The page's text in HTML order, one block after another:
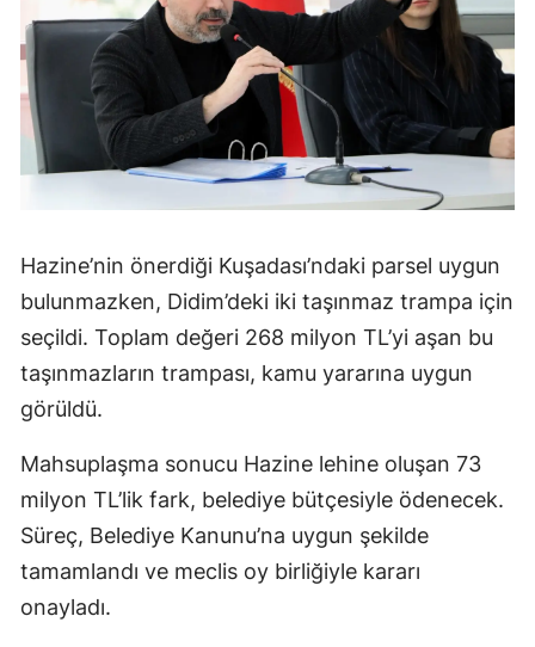
Hazine’nin önerdiği Kuşadası’ndaki parsel uygun
bulunmazken, Didim’deki iki taşınmaz trampa için
seçildi. Toplam değeri 268 milyon TL’yi aşan bu
taşınmazların trampası, kamu yararına uygun
görüldü.
Mahsuplaşma sonucu Hazine lehine oluşan 73
milyon TL’lik fark, belediye bütçesiyle ödenecek.
Süreç, Belediye Kanunu’na uygun şekilde
tamamlandı ve meclis oy birliğiyle kararı
onayladı.